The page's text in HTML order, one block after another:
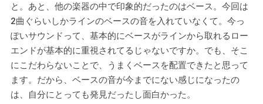
と。あと、他の楽器の中で印象的だったのはベース。今回は
2曲ぐらいしかラインのベースの音を入れていなくて。今っ
ぽいサウンドって、基本的にベースがラインから取れるロー
エンドが基本的に重視されてるじゃないですか。でも、そこ
にこだわらないことで、うまくベースを配置できたと思って
ます。だから、ベースの音が今までにない感じになったの
は、自分にとっても発見だったし面白かった。